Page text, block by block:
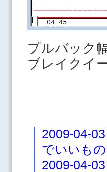
プルバック
ブレイクイ
2009-04-
でいいも
2009-04-